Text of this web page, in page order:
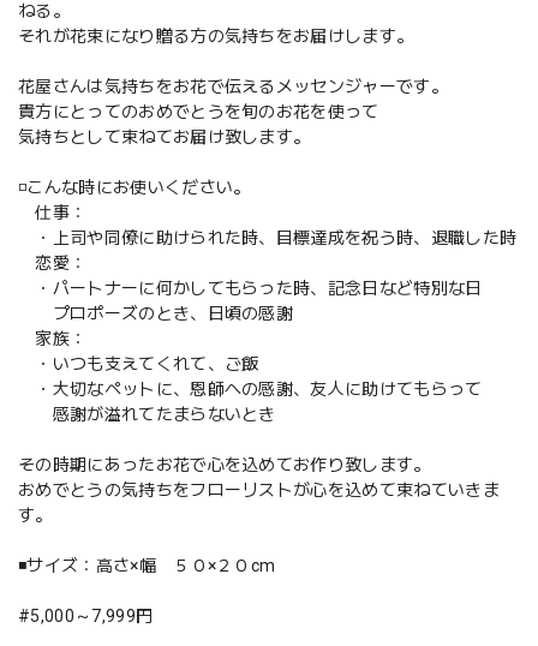
ねる。
それが花束になり贈る方の気持ちをお届けします。
花屋さんは気持ちをお花で伝えるメッセンジャーです。
貴方にとってのおめでとうを旬のお花を使って
気持ちとして束ねてお届け致します。
◽️こんな時にお使いください。
仕事：
・上司や同僚に助けられた時、目標達成を祝う時、退職した時
恋愛：
・パートナーに何かしてもらった時、記念日など特別な日
プロポーズのとき、日頃の感謝
家族：
・いつも支えてくれて、ご飯
・大切なペットに、恩師への感謝、友人に助けてもらって
感謝が溢れてたまらないとき
その時期にあったお花で心を込めてお作り致します。
おめでとうの気持ちをフローリストが心を込めて束ねていきま
す。
◾️サイズ：高さ×幅 ５０×２０cm
#5,000～7,999円